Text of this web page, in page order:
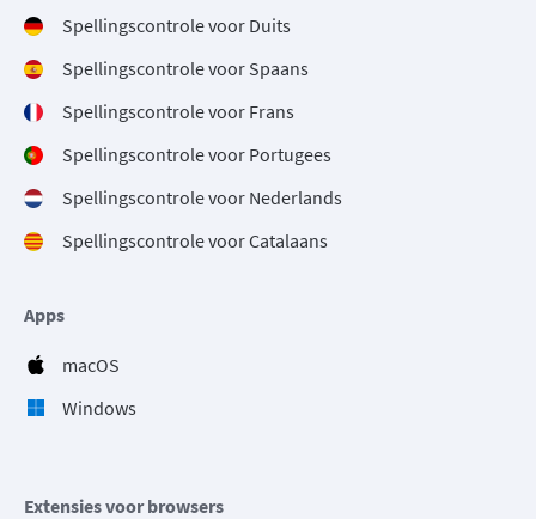
Spellingscontrole voor Duits
Spellingscontrole voor Spaans
Spellingscontrole voor Frans
Spellingscontrole voor Portugees
Spellingscontrole voor Nederlands
Spellingscontrole voor Catalaans
Apps
macOS
Windows
Extensies voor browsers